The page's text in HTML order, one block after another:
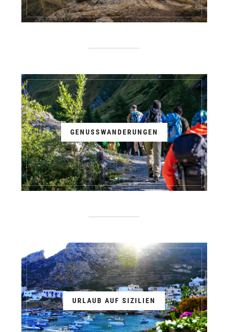
GENUSSWANDERUNGEN
URLAUB AUF SIZILIEN